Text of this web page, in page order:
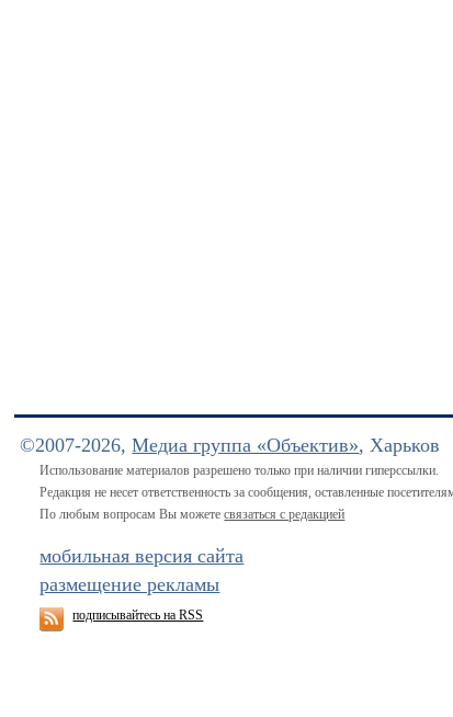
©2007-2026,Медиа группа «Объектив», Харьков
Использование материалов разрешено только при наличии гиперссылки.
Редакция не несет ответственность за сообщения, оставленные
По любым вопросам Вы можетесвязаться с редакцией
мобильная версия сайта
размещение рекламы
подписывайтесь на RSS